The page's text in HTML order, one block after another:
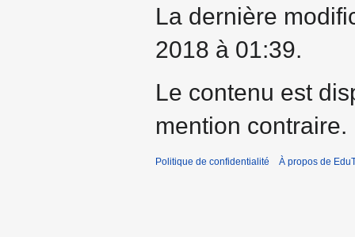
La dernière
2018 à 01:39.
Le contenu est
mention contraire.
Politique de confidentialité À propos de